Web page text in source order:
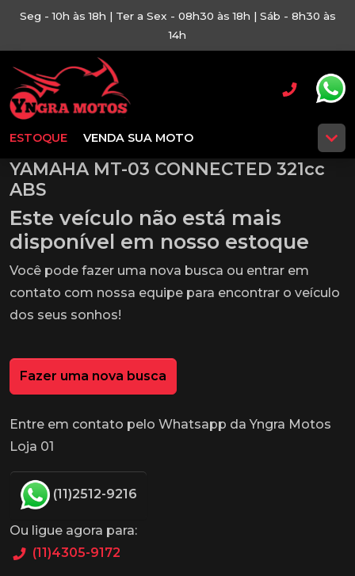
Seg - 10h às 18h | Ter a Sex - 08h30 às 18h | Sáb - 8h30 às
14h
ESTOQUE VENDA SUA MOTO
YAMAHA MT-03 CONNECTED 321cc
ABS
Este veículo não está mais
disponível em nosso estoque
Você pode fazer uma nova busca ou entrar em
contato com nossa equipe para encontrar o veículo
dos seus sonhos!
Fazer uma nova busca
Entre em contato pelo Whatsapp da Yngra Motos
Loja 01
(11)2512-9216
Ou ligue agora para:
(11)4305-9172